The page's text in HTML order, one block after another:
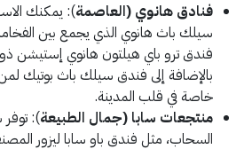
فنادق هانوي (العاصمة): يمكنك
سيلك باث هانوي الذي يجمع بين الفخامة
فندق ترو باي هيلتون هانوي إستيشن
بالإضافة إلى فندق سيلك باث بوتيك
خاصة في قلب المدينة.
منتجعات سابا (جمال الطبيعة):